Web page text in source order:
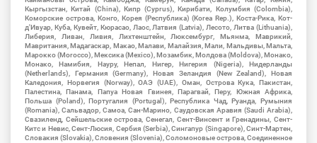
Кыргызстан, Китай (China), Кипр (Cyprus), Кирибати, Колумбия (Colombia),
Коморские острова, Конго, Корея (Республика) (Korea Rep.), Коста-Рика, Кот-
д'Ивуар, Куба, Кувейт, Кюрасао, Лаос, Латвия (Latvia), Лесото, Литва (Lithuania),
Либерия, Ливан, Ливия, Лихтенштейн, Люксембург, Мьянма, Маврикий,
Мавритания, Мадагаскар, Макао, Малави, Малайзия, Мали, Мальдивы, Мальта,
Марокко (Morocco), Мексика (Mexico), Мозамбик, Молдова (Moldova), Монако,
Монако, Намибия, Науру, Непал, Нигер, Нигерия (Nigeria), Нидерланды
(Netherlands), Германия (Germany), Новая Зеландия (New Zealand), Новая
Каледония, Норвегия (Norway), ОАЭ (UAE), Оман, Острова Кука, Пакистан,
Палестина, Панама, Папуа Новая Гвинея, Парагвай, Перу, Южная Африка,
Польша (Poland), Португалия (Portugal), Республика Чад, Руанда, Румыния
(Romania), Сальвадор, Самоа, Сан-Марино, Саудовская Аравия (Saudi Arabia),
Свазиленд, Сейшельские острова, Сенегал, Сент-Винсент и Гренадины, Сент-
Китс и Невис, Сент-Люсия, Сербия (Serbia), Сингапур (Singapore), Синт-Мартен,
Словакия (Slovakia), Словения (Slovenia), Соломоновые острова, Соединенное